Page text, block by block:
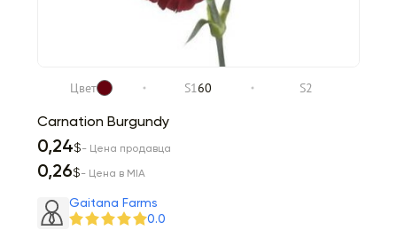
Цвет S160 S2
Carnation Burgundy
0,24$- Цена продавца
0,26$- Цена в MIA
Gaitana Farms
0.0